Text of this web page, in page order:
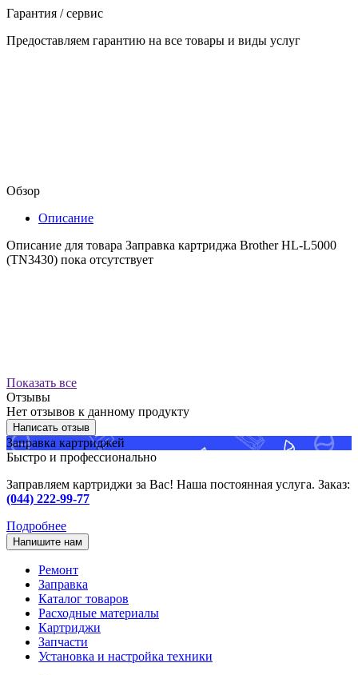
Гарантия / сервис
Предоставляем гарантию на все товары и виды услуг
Обзор
Описание
Описание для товара Заправка картриджа Brother HL-L5000
(TN3430) пока отсутствует
Показать все
Отзывы
Нет отзывов к данному продукту
Написать отзыв
Заправка картриджей
Быстро и профессионально
Заправляем картриджи за Вас! Наша постоянная услуга. Заказ:
(044) 222-99-77
Подробнее
Напишите нам
Ремонт
Заправка
Каталог товаров
Расходные материалы
Картриджи
Запчасти
Установка и настройка техники